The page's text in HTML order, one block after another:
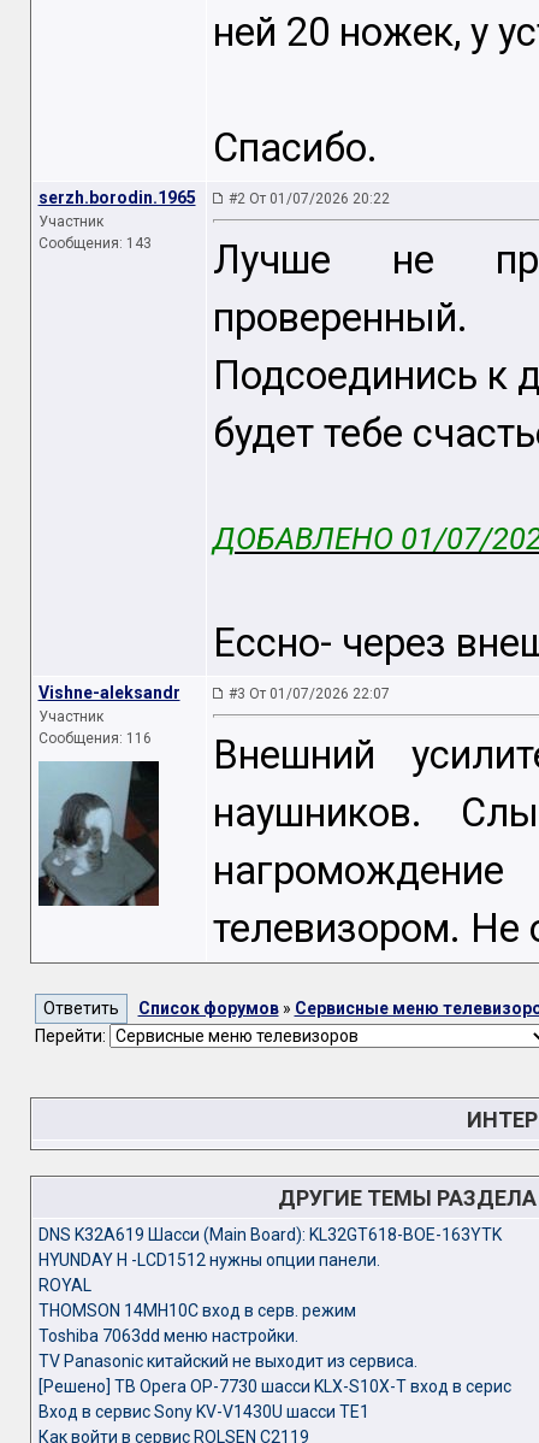
ней 20 ножек, у
Спасибо.
serzh.borodin.1965
Участник
Сообщения: 143
#2 От 01/07/2026 20:22
Лучше не
Подсоединись к
будет тебе
ДОБАВЛЕНО 01/07/
Ессно- через
Vishne-aleksandr
Участник
Сообщения: 116
#3 От 01/07/2026 22:07
Внешний
наушников.
телевизором. Не
Список форумов» Сервисные меню
Перейти:
ДРУГИЕ ТЕМЫ
DNS K32A619 Шасси (Main Board): KL32GT618-BOE-163YTK
HYUNDAY H -LCD1512 нужны опции панели.
ROYAL
THOMSON 14MH10C вход в серв. режим
Toshiba 7063dd меню настройки.
TV Panasonic китайский не выходит из сервиса.
[Решено] ТВ Opera OP-7730 шасси KLX-S10X-T вход в серис
Вход в сервис Sony KV-V1430U шасси TE1
Как войти в сервис ROLSEN C2119